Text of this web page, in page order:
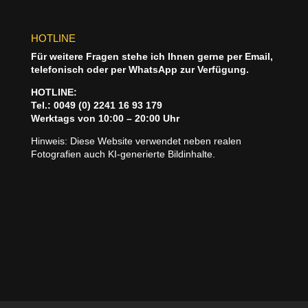
HOTLINE
Für weitere Fragen stehe ich Ihnen gerne per Email,
telefonisch oder per WhatsApp zur Verfügung.
HOTLINE:
Tel.: 0049 (0) 2241 16 93 179
Werktags von 10:00 – 20:00 Uhr
Hinweis: Diese Website verwendet neben realen
Fotografien auch KI‑generierte Bildinhalte.